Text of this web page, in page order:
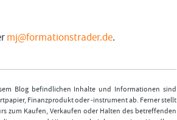
mj@formationstrader.de.
Blog befindlichen Inhalte und Informationen sind
Finanzprodukt oder -instrument ab. Ferner stellt
zum Kaufen, Verkaufen oder Halten des betreffenden